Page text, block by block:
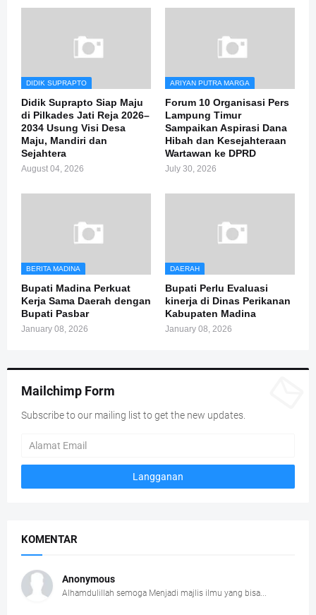
DIDIK SUPRAPTO
Didik Suprapto Siap Maju
di Pilkades Jati Reja 2026–
2034 Usung Visi Desa
Maju, Mandiri dan
Sejahtera
August 04, 2026
ARIYAN PUTRA MARGA
Forum 10 Organisasi Pers
Lampung Timur
Sampaikan Aspirasi Dana
Hibah dan Kesejahteraan
Wartawan ke DPRD
July 30, 2026
BERITA MADINA
Bupati Madina Perkuat
Kerja Sama Daerah dengan
Bupati Pasbar
January 08, 2026
DAERAH
Bupati Perlu Evaluasi
kinerja di Dinas Perikanan
Kabupaten Madina
January 08, 2026
Mailchimp Form
Subscribe to our mailing list to get the new updates.
KOMENTAR
Anonymous
Alhamdulillah semoga Menjadi majlis ilmu yang bisa...